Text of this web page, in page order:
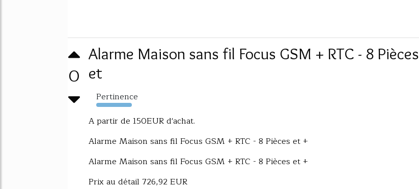
0
Alarme Maison sans fil Focus GSM + RTC - 8 Pièces
et
Pertinence
8379%
A partir de 150EUR d'achat.
Alarme Maison sans fil Focus GSM + RTC - 8 Pièces et +
Alarme Maison sans fil Focus GSM + RTC - 8 Pièces et +
Prix au détail 726,92 EUR